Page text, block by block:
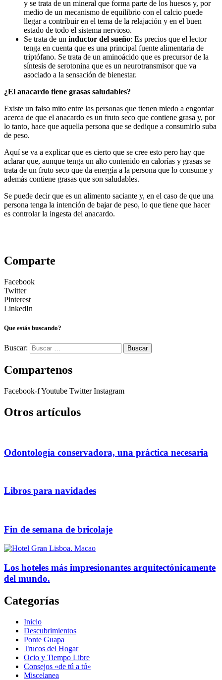
y se trata de un mineral que forma parte de los huesos y, por
medio de un mecanismo de equilibrio con el calcio puede
llegar a contribuir en el tema de la relajación y en el buen
estado de todo el sistema nervioso.
Se trata de un inductor del sueño: Es precios que el lector
tenga en cuenta que es una principal fuente alimentaria de
triptófano. Se trata de un aminoácido que es precursor de la
síntesis de serotonina que es un neurotransmisor que va
asociado a la sensación de bienestar.
¿El anacardo tiene grasas saludables?
Existe un falso mito entre las personas que tienen miedo a engordar
acerca de que el anacardo es un fruto seco que contiene grasa y, por
lo tanto, hace que aquella persona que se dedique a consumirlo suba
de peso.
Aquí se va a explicar que es cierto que se cree esto pero hay que
aclarar que, aunque tenga un alto contenido en calorías y grasas se
trata de un fruto seco que da energía a la persona que lo consume y
además contiene grasas que son saludables.
Se puede decir que es un alimento saciante y, en el caso de que una
persona tenga la intención de bajar de peso, lo que tiene que hacer
es controlar la ingesta del anacardo.
Comparte
Facebook
Twitter
Pinterest
LinkedIn
Que estás buscando?
Buscar:
Compartenos
Facebook-fYoutube Twitter Instagram
Otros artículos
Odontología conservadora, una práctica necesaria
Libros para navidades
Fin de semana de bricolaje
Los hoteles más impresionantes arquitectónicamente
del mundo.
Categorías
Inicio
Descubrimientos
Ponte Guapa
Trucos del Hogar
Ocio y Tiempo Libre
Consejos «de tú a tú»
Miscelanea